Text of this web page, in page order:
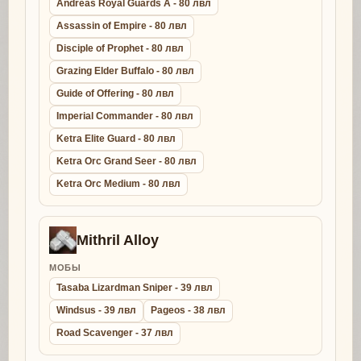
Andreas Royal Guards A - 80 лвл
Assassin of Empire - 80 лвл
Disciple of Prophet - 80 лвл
Grazing Elder Buffalo - 80 лвл
Guide of Offering - 80 лвл
Imperial Commander - 80 лвл
Ketra Elite Guard - 80 лвл
Ketra Orc Grand Seer - 80 лвл
Ketra Orc Medium - 80 лвл
Mithril Alloy
МОБЫ
Tasaba Lizardman Sniper - 39 лвл
Windsus - 39 лвл
Pageos - 38 лвл
Road Scavenger - 37 лвл